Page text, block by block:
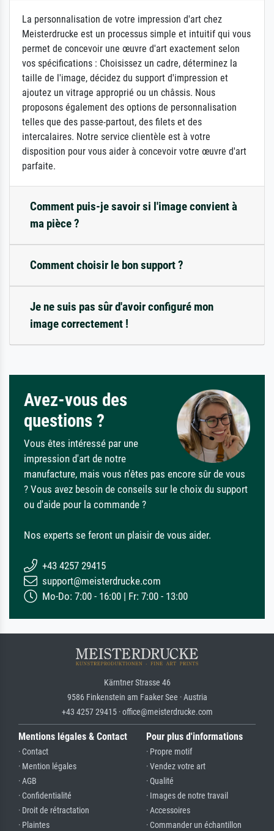
La personnalisation de votre impression d'art chez
Meisterdrucke est un processus simple et intuitif qui vous
permet de concevoir une œuvre d'art exactement selon
vos spécifications : Choisissez un cadre, déterminez la
taille de l'image, décidez du support d'impression et
ajoutez un vitrage approprié ou un châssis. Nous
proposons également des options de personnalisation
telles que des passe-partout, des filets et des
intercalaires. Notre service clientèle est à votre
disposition pour vous aider à concevoir votre œuvre d'art
parfaite.
Comment puis-je savoir si l'image convient à
ma pièce ?
Comment choisir le bon support ?
Je ne suis pas sûr d'avoir configuré mon
image correctement !
Avez-vous des
questions ?
Vous êtes intéressé par une
impression d'art de notre
manufacture, mais vous n'êtes pas encore sûr de vous
? Vous avez besoin de conseils sur le choix du support
ou d'aide pour la commande ?
Nos experts se feront un plaisir de vous aider.
+43 4257 29415
support@meisterdrucke.com
Mo-Do: 7:00 - 16:00 | Fr: 7:00 - 13:00
Kärntner Strasse 46
9586 Finkenstein am Faaker See · Austria
+43 4257 29415 · office@meisterdrucke.com
Mentions légales & Contact
· Contact
· Mention légales
· AGB
· Confidentialité
· Droit de rétractation
· Plaintes
Pour plus d'informations
· Propre motif
· Vendez votre art
· Qualité
· Images de notre travail
· Accessoires
· Commander un échantillon